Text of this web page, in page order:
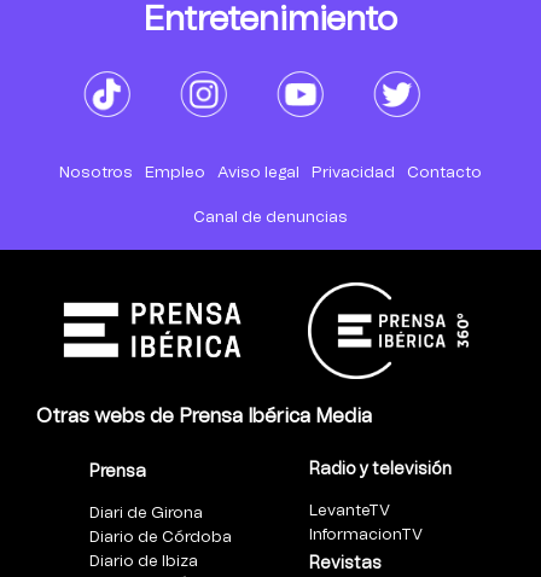
Entretenimiento
Nosotros Empleo Aviso legal Privacidad Contacto
Canal de denuncias
Otras webs de Prensa Ibérica Media
Prensa
Diari de Girona
Diario de Córdoba
Diario de Ibiza
Radio y televisión
LevanteTV
InformacionTV
Revistas